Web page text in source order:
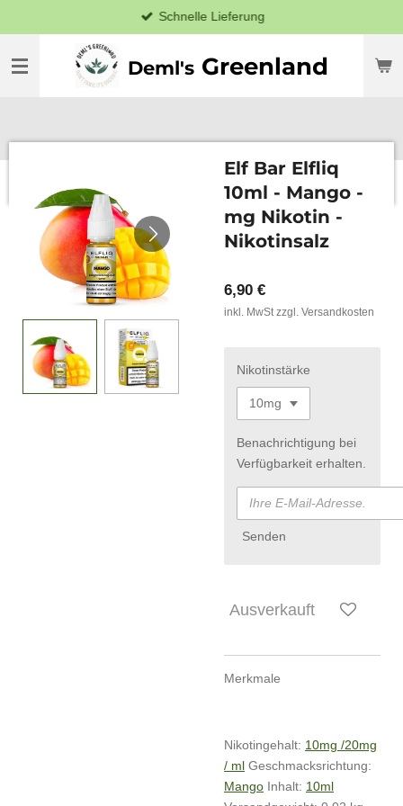
Hauptinhalt
springen
Deml's Greenland
Schnelle Lieferung
Elf Bar Elfliq
10ml - Mango -
mg Nikotin -
Nikotinsalz
6,90 €
inkl. MwSt zzgl. Versandkosten
Nikotinstärke
Benachrichtigung bei
Verfügbarkeit erhalten.
Senden
Ausverkauft
Merkmale
Nikotingehalt: 10mg /20mg
/ ml Geschmacksrichtung:
Mango Inhalt: 10ml